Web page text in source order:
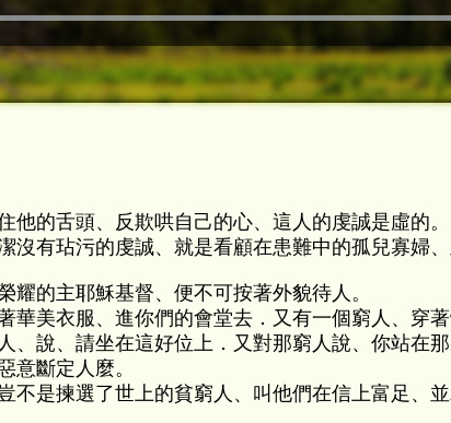
他的舌頭、反欺哄自己的心、這人的虔誠是虛的。
有玷污的虔誠、就是看顧在患難中的孤兒寡婦、
耀的主耶穌基督、便不可按著外貌待人。
華美衣服、進你們的會堂去．又有一個窮人、穿著
、說、請坐在這好位上．又對那窮人說、你站在
意斷定人麼。
是揀選了世上的貧窮人、叫他們在信上富足、